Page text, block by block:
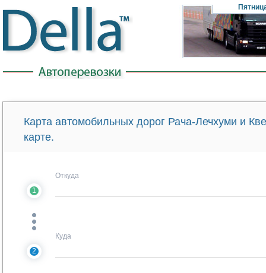
Карта автомобильных дорог Рача-Лечхуми и
карте.
1
Откуда
2
Куда